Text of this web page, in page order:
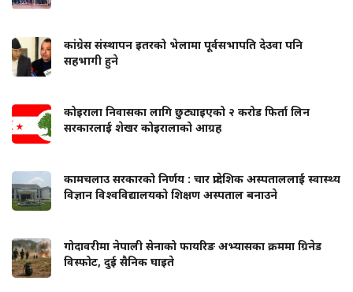
कांग्रेस संस्थापन इतरको भेलामा पूर्वसभापति देउवा पनि
सहभागी हुने
कोइराला निवासका लागि छुट्याइएको २ करोड फिर्ता लिन
सरकारलाई शेखर कोइरालाको आग्रह
कामचलाउ सरकारको निर्णय : चार प्रादेशिक अस्पताललाई स्वास्थ्य
विज्ञान विश्वविद्यालयको शिक्षण अस्पताल बनाउने
गोदावरीमा नेपाली सेनाको फायरिङ अभ्यासका क्रममा ग्रिनेड
विस्फोट, दुई सैनिक घाइते